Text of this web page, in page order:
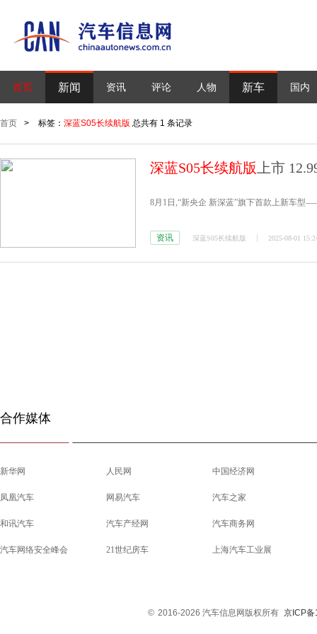
首页 新闻 资讯 评论 人物 新车 国内
首页 > 标签： 深蓝S05长续航版 总共有 1 条记录
深蓝S05长续航版 上市
8月1日,“新央企 新深蓝”旗下首款上新车型
资讯 深蓝S05长续航版 2025-08-01
合作媒体
新华网 人民网 中国经济网
凤凰汽车 网易汽车 汽车之家
和讯汽车 汽车产经网 汽车商务网
汽车网络安全峰会 21世纪房车 上海汽车工业展
© 2016-2026 汽车信息网版权所有 京ICP